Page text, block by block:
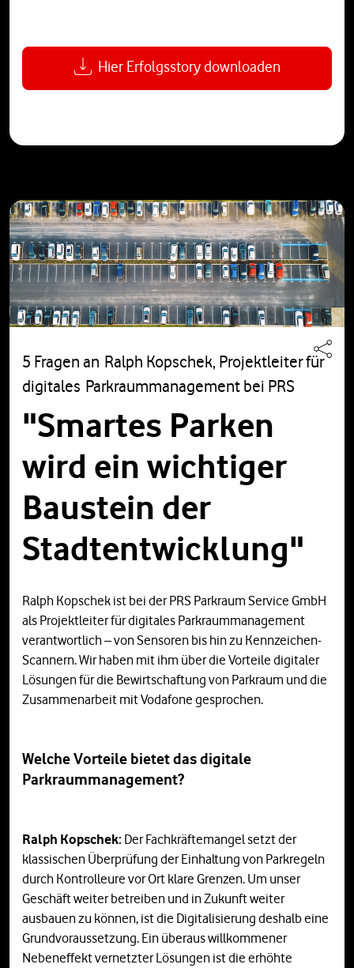
Hier Erfolgsstory downloaden
5 Fragen an Ralph Kopschek, Projektleiter für
digitales Parkraummanagement bei PRS
"Smartes Parken
wird ein wichtiger
Baustein der
Stadtentwicklung"
Ralph Kopschek ist bei der PRS Parkraum Service GmbH
als Projektleiter für digitales Parkraummanagement
verantwortlich – von Sensoren bis hin zu Kennzeichen-
Scannern. Wir haben mit ihm über die Vorteile digitaler
Lösungen für die Bewirtschaftung von Parkraum und die
Zusammenarbeit mit Vodafone gesprochen.
Welche Vorteile bietet das digitale
Parkraummanagement?
Ralph Kopschek: Der Fachkräftemangel setzt der
klassischen Überprüfung der Einhaltung von Parkregeln
durch Kontrolleure vor Ort klare Grenzen. Um unser
Geschäft weiter betreiben und in Zukunft weiter
ausbauen zu können, ist die Digitalisierung deshalb eine
Grundvoraussetzung. Ein überaus willkommener
Nebeneffekt vernetzter Lösungen ist die erhöhte